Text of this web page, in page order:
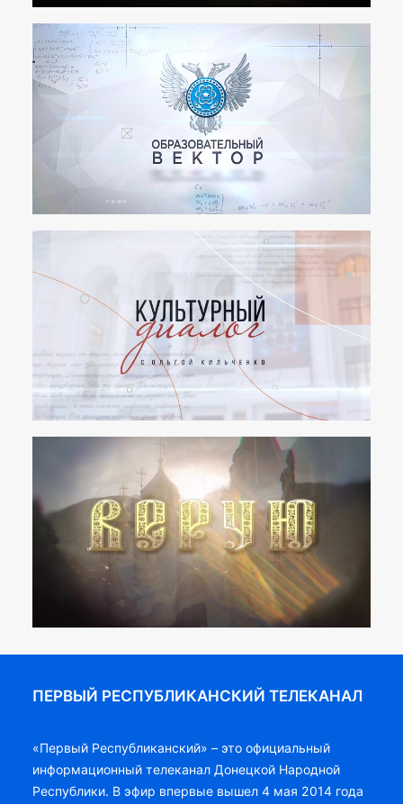
ПЕРВЫЙ РЕСПУБЛИКАНСКИЙ ТЕЛЕКАНАЛ
«Первый Республиканский» – это официальный
информационный телеканал Донецкой Народной
Республики. В эфир впервые вышел 4 мая 2014 года